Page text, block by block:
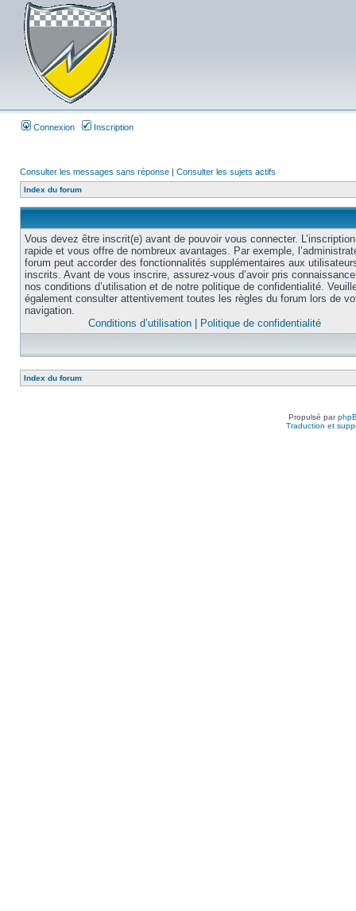
Connexion Inscription
Consulter les messages sans réponse | Consulter les sujets actifs
Index du forum
Vous devez être inscrit(e) avant de pouvoir vous connecter.
rapide et vous offre de nombreux avantages. Par exemple,
forum peut accorder des fonctionnalités supplémentaires aux
inscrits. Avant de vous inscrire, assurez-vous d’avoir pris
nos conditions d’utilisation et de notre politique de confidentialité.
également consulter attentivement toutes les règles du forum lors de
navigation.
Conditions d’utilisation
Politique de confidentialité
Index du forum
Propulsé par
Traduction et